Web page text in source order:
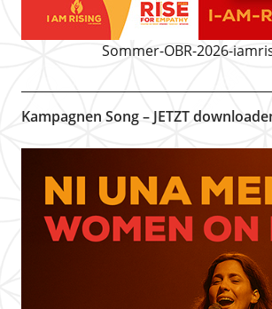
Sommer-OBR-2026-
Kampagnen Song – JETZT